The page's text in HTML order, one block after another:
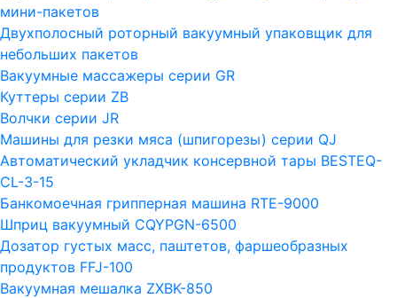
мини-пакетов
Двухполосный роторный вакуумный упаковщик для
небольших пакетов
Вакуумные массажеры серии GR
Куттеры серии ZB
Волчки серии JR
Машины для резки мяса (шпигорезы) серии QJ
Автоматический укладчик консервной тары BESTEQ-
CL-3-15
Банкомоечная грипперная машина RTE-9000
Шприц вакуумный CQYPGN-6500
Дозатор густых масс, паштетов, фаршеобразных
продуктов FFJ-100
Вакуумная мешалка ZXBK-850